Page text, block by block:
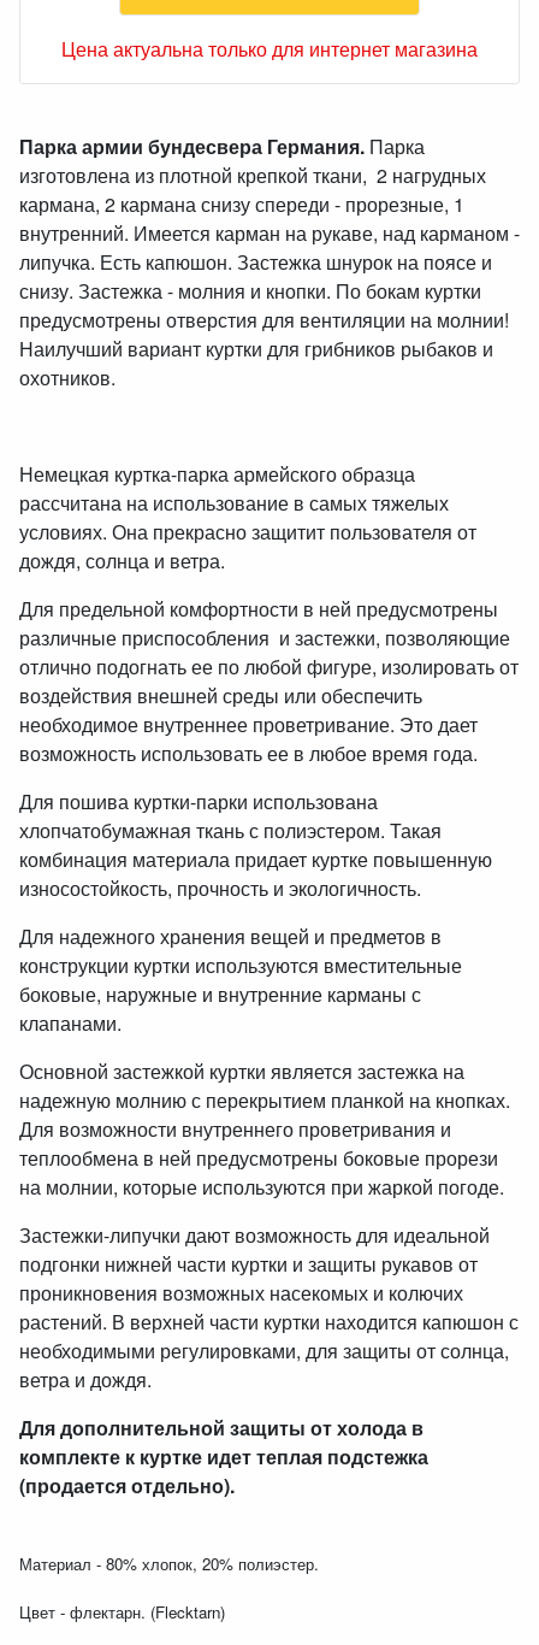
Цена актуальна только для интернет магазина
Парка армии бундесвера Германия. Парка
изготовлена из плотной крепкой ткани, 2 нагрудных
кармана, 2 кармана снизу спереди - прорезные, 1
внутренний. Имеется карман на рукаве, над карманом -
липучка. Есть капюшон. Застежка шнурок на поясе и
снизу. Застежка - молния и кнопки. По бокам куртки
предусмотрены отверстия для вентиляции на молнии!
Наилучший вариант куртки для грибников рыбаков и
охотников.
Немецкая куртка-парка армейского образца
рассчитана на использование в самых тяжелых
условиях. Она прекрасно защитит пользователя от
дождя, солнца и ветра.
Для предельной комфортности в ней предусмотрены
различные приспособления и застежки, позволяющие
отлично подогнать ее по любой фигуре, изолировать от
воздействия внешней среды или обеспечить
необходимое внутреннее проветривание. Это дает
возможность использовать ее в любое время года.
Для пошива куртки-парки использована
хлопчатобумажная ткань с полиэстером. Такая
комбинация материала придает куртке повышенную
износостойкость, прочность и экологичность.
Для надежного хранения вещей и предметов в
конструкции куртки используются вместительные
боковые, наружные и внутренние карманы с
клапанами.
Основной застежкой куртки является застежка на
надежную молнию с перекрытием планкой на кнопках.
Для возможности внутреннего проветривания и
теплообмена в ней предусмотрены боковые прорези
на молнии, которые используются при жаркой погоде.
Застежки-липучки дают возможность для идеальной
подгонки нижней части куртки и защиты рукавов от
проникновения возможных насекомых и колючих
растений. В верхней части куртки находится капюшон с
необходимыми регулировками, для защиты от солнца,
ветра и дождя.
Для дополнительной защиты от холода в
комплекте к куртке идет теплая подстежка
(продается отдельно).
Материал - 80% хлопок, 20% полиэстер.
Цвет - флектарн. (Flecktarn)